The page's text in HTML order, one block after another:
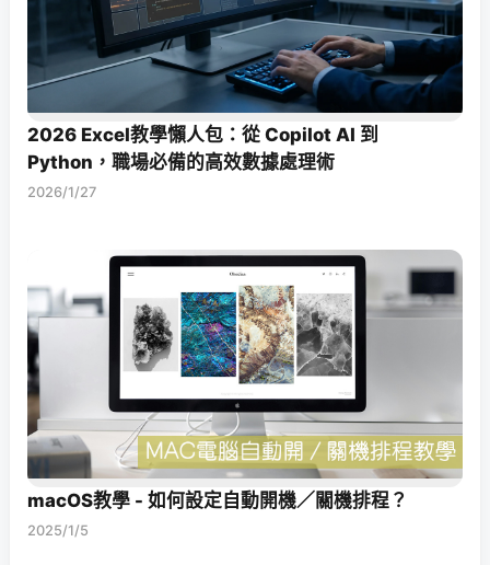
2026 Excel教學懶人包：從 Copilot AI 到
Python，職場必備的高效數據處理術
2026/1/27
macOS教學 - 如何設定自動開機／關機排程？
2025/1/5